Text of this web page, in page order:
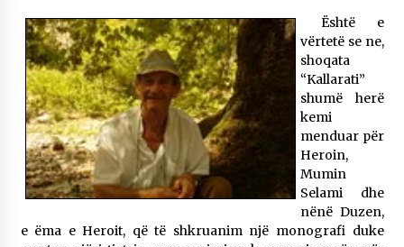
“JANINËS Ç’I PANË SYTË”
06/06/2026
NË KALLARAT, NË “FSHATIN E DJEGUR” U
ZHVILLUA EDICIONI I TRETË I PIKNIKU
PRANVEROR
26/05/2026
Gazeta Kallarati nr. 117
03/05/2026
Gazeta Kallarati nr. 116
Është e
vërtetë se ne,
shoqata
“Kallarati”
shumë herë
kemi
menduar për
Heroin,
Mumin
Selami dhe
nënë Duzen,
e ëma e Heroit, që të shkruanim një monografi duke